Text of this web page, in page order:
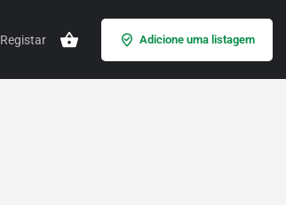
Registar Adicione uma listagem